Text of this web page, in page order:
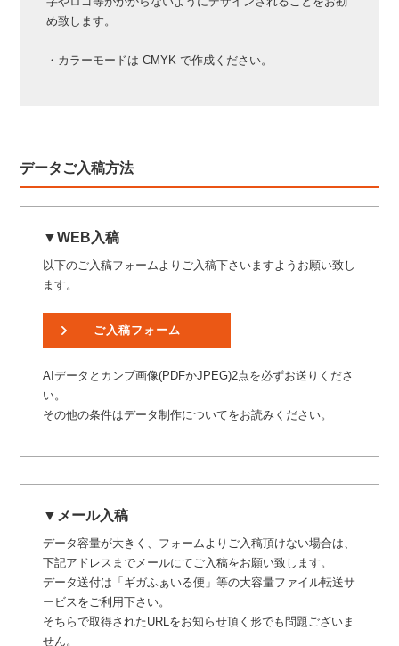
め致します。
・カラーモードは CMYK で作成ください。
データご入稿方法
▼WEB入稿
以下のご入稿フォームよりご入稿下さいますようお願い致し
ます。
ご入稿フォーム
AIデータとカンプ画像(PDFかJPEG)2点を必ずお送りくださ
い。
その他の条件はデータ制作についてをお読みください。
▼メール入稿
データ容量が大きく、フォームよりご入稿頂けない場合は、
下記アドレスまでメールにてご入稿をお願い致します。
データ送付は「ギガふぁいる便」等の大容量ファイル転送サ
ービスをご利用下さい。
そちらで取得されたURLをお知らせ頂く形でも問題ございま
せん。